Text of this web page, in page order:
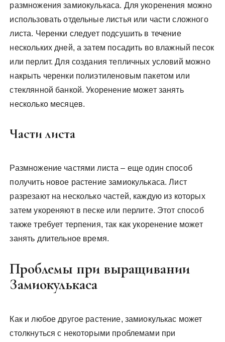
размножения замиокулькаса. Для укоренения можно
использовать отдельные листья или части сложного
листа. Черенки следует подсушить в течение
нескольких дней, а затем посадить во влажный песок
или перлит. Для создания тепличных условий можно
накрыть черенки полиэтиленовым пакетом или
стеклянной банкой. Укоренение может занять
несколько месяцев.
Части листа
Размножение частями листа – еще один способ
получить новое растение замиокулькаса. Лист
разрезают на несколько частей, каждую из которых
затем укореняют в песке или перлите. Этот способ
также требует терпения, так как укоренение может
занять длительное время.
Проблемы при выращивании
Замиокулькаса
Как и любое другое растение, замиокулькас может
столкнуться с некоторыми проблемами при